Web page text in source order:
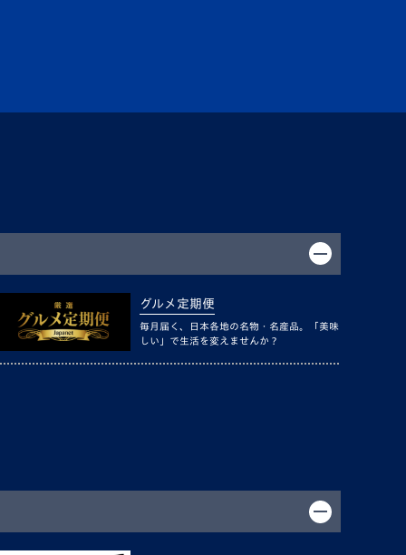
グルメ定期便
毎月届く、日本各地の名物・名産品。「美味
しい」で生活を変えませんか？